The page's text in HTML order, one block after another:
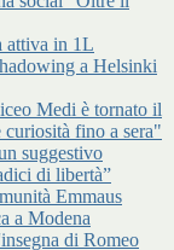
attiva in 1L
a Helsinki
Medi è tornato il
fino a sera"
suggestivo
di libertà”
Emmaus
a Modena
di Romeo